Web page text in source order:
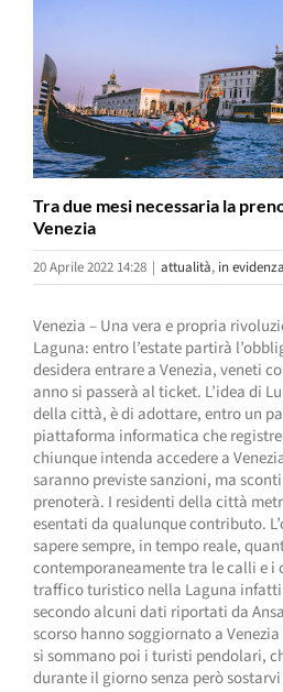
Tra due mesi necessaria la
Venezia
20 Aprile 2022 14:28 | attualità, in evidenza
Venezia – Una vera e propria
Laguna: entro l’estate partirà
desidera entrare a Venezia, veneti
anno si passerà al ticket. L’idea di
della città, è di adottare, entro un
piattaforma informatica che
chiunque intenda accedere a
saranno previste sanzioni, ma
prenoterà. I residenti della città
esentati da qualunque contributo.
sapere sempre, in tempo reale,
contemporaneamente tra le calli e i
traffico turistico nella Laguna
secondo alcuni dati riportati da
scorso hanno soggiornato a
si sommano poi i turisti pendolari,
durante il giorno senza però